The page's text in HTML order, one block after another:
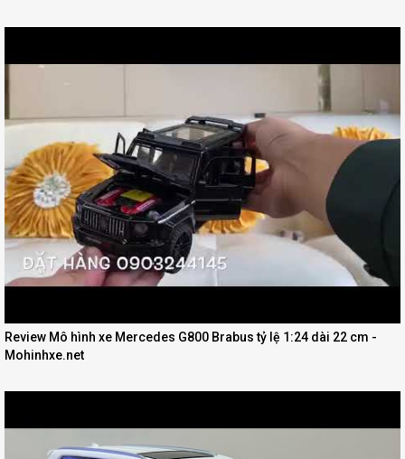
Review Mô hình xe Mercedes G800 Brabus tỷ lệ 1:24 dài 22 cm -
Mohinhxe.net